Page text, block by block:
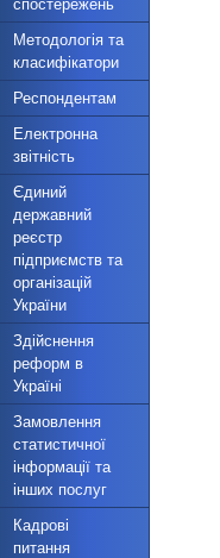
спостережень
Методологія та
класифікатори
Респондентам
Електронна
звітність
Єдиний
державний
реєстр
підприємств та
організацій
України
Здійснення
реформ в
Україні
Замовлення
статистичної
інформації та
інших послуг
Кадрові
питання